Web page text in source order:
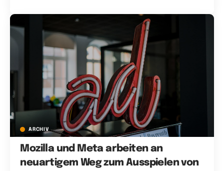
ARCHIV
Mozilla und Meta arbeiten an
neuartigem Weg zum Ausspielen von